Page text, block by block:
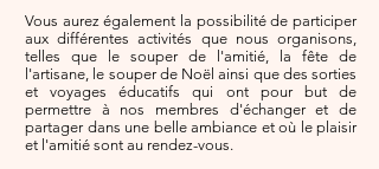
Vous aurez également la possibilité de participer
aux différentes activités que nous organisons,
telles que le souper de l'amitié, la fête de
l'artisane, le souper de Noël ainsi que des sorties
et voyages éducatifs qui ont pour but de
permettre à nos membres d'échanger et de
partager dans une belle ambiance et où le plaisir
et l'amitié sont au rendez-vous.